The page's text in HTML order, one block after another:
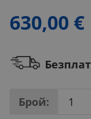
630,00 €
Брой: